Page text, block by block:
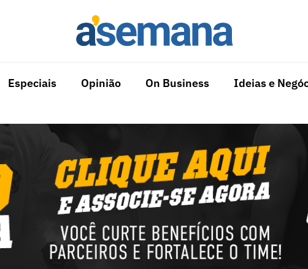
Especiais Opinião On Business Ideias e